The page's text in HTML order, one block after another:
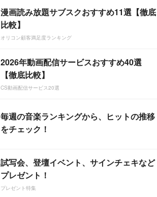
漫画読み放題サブスクおすすめ11選【徹底
比較】
オリコン顧客満足度ランキング
2026年動画配信サービスおすすめ40選
【徹底比較】
CS動画配信サービス20選
毎週の音楽ランキングから、ヒットの推移
をチェック！
試写会、登壇イベント、サインチェキなど
プレゼント！
プレゼント特集